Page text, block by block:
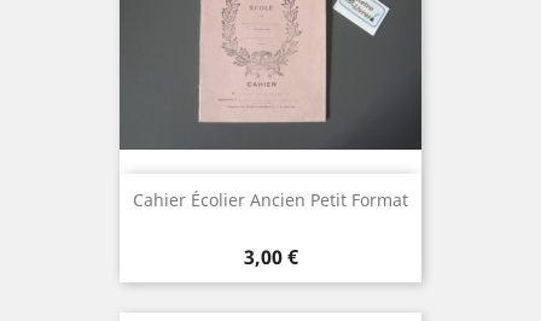
Cahier Écolier Ancien Petit Format
Prix
3,00 €